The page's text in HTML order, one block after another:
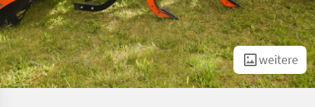
weitere